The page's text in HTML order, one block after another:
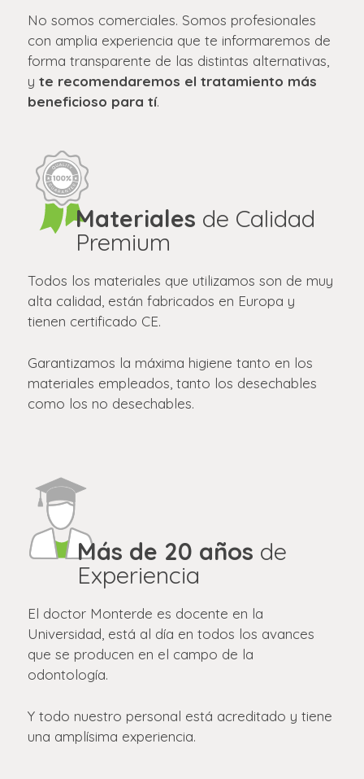
No somos comerciales. Somos profesionales
con amplia experiencia que te informaremos de
forma transparente de las distintas alternativas,
y te recomendaremos el tratamiento más
beneficioso para tí.
Materiales de Calidad
Premium
Todos los materiales que utilizamos son de muy
alta calidad, están fabricados en Europa y
tienen certificado CE.
Garantizamos la máxima higiene tanto en los
materiales empleados, tanto los desechables
como los no desechables.
Más de 20 años de
Experiencia
El doctor Monterde es docente en la
Universidad, está al día en todos los avances
que se producen en el campo de la
odontología.
Y todo nuestro personal está acreditado y tiene
una amplísima experiencia.